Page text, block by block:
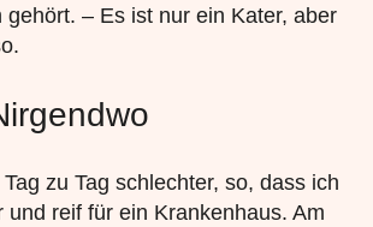
gehört. – Es ist nur ein Kater, aber
zu Tag schlechter, so, dass ich
und reif für ein Krankenhaus. Am